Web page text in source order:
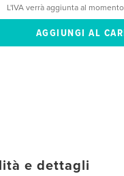
L'IVA verrà aggiunta al
e dettagli